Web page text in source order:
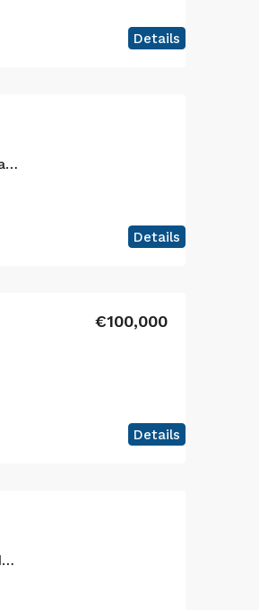
Details
Villa mit 3 Schlafzimmern, Garten und Terrasse mit atemberaubender Aussicht, Insel Faial, Azoren
Details
€100,000
Details
Schönes Haus mit einem Schlafzimmer in der Nähe von Horta, Insel Faial